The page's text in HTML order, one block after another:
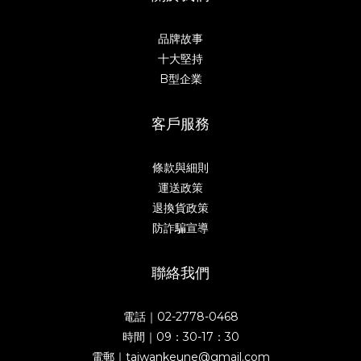
品牌故事
十大堅持
B型企業
客戶服務
條款與細則
運送政策
退換貨政策
防詐騙宣導
聯絡我們
電話｜02-2778-0468
時間｜09：30-17：30
電郵｜taiwankeune@gmail.com